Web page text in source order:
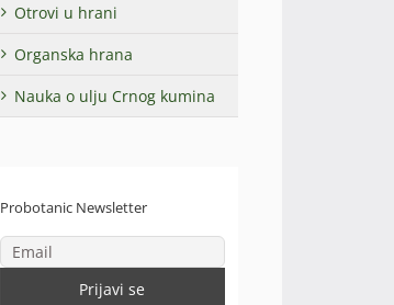
Otrovi u hrani
Organska hrana
Nauka o ulju Crnog kumina
Probotanic Newsletter